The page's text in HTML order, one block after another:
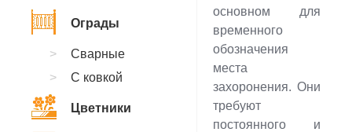
основном для
временного
обозначения
места
захоронения. Они
требуют
постоянного и
Ограды
Сварные
С ковкой
Цветники